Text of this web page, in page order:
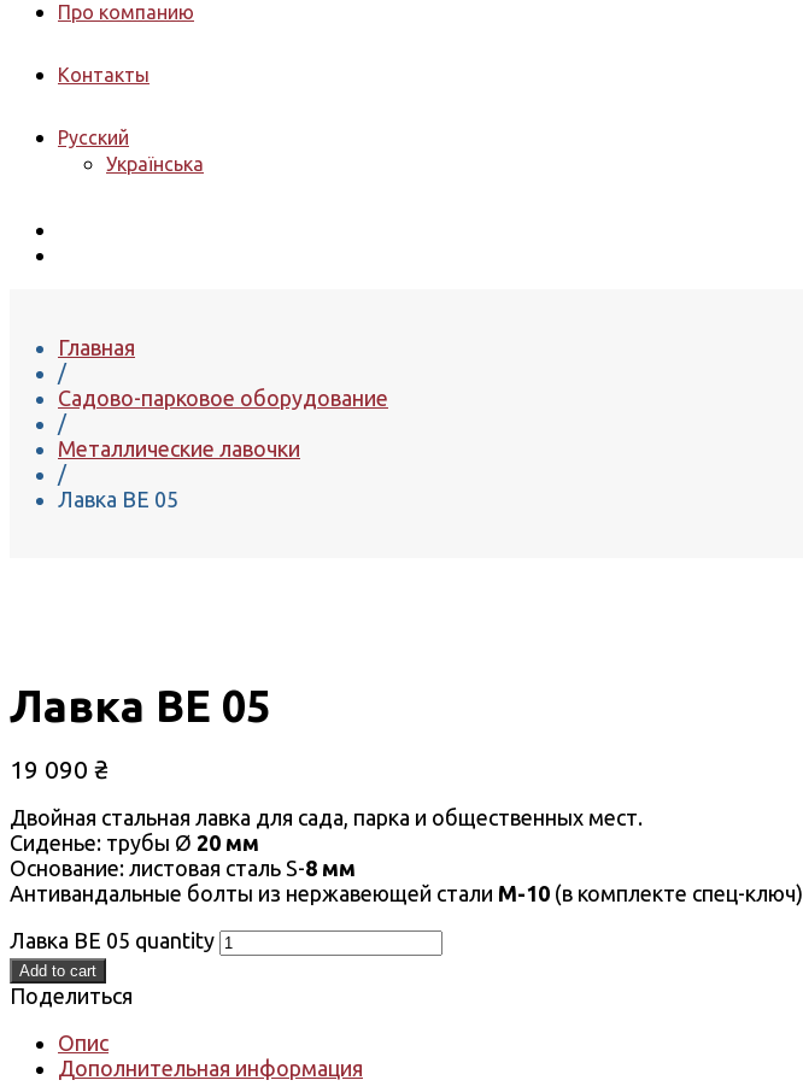
Про компанию
Контакты
Русский
Українська
Главная
/
Садово-парковое оборудование
/
Металлические лавочки
/
Лавка ВЕ 05
Лавка ВЕ 05
19 090 ₴
Двойная стальная лавка для сада, парка и общественных мест.
Сиденье: трубы Ø 20 мм
Основание: листовая сталь S-8 мм
Антивандальные болты из нержавеющей стали М-10 (в комплекте спец-ключ)
Лавка ВЕ 05 quantity
Add to cart
Поделиться
Опис
Дополнительная информация